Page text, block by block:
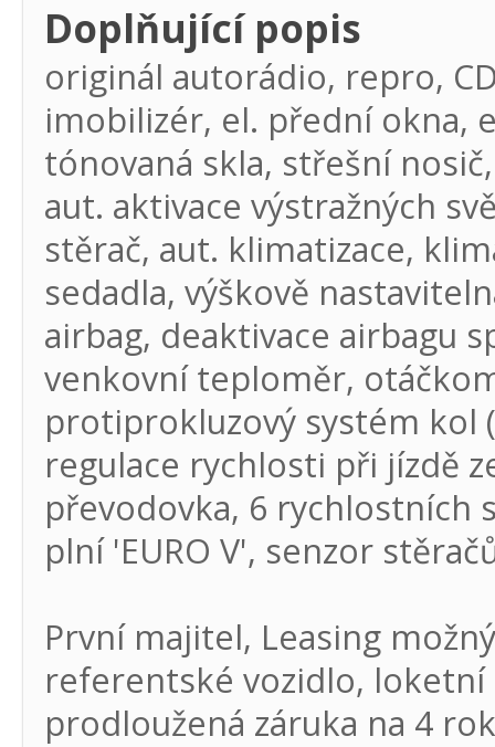
Doplňující popis
originál autorádio, repro,
imobilizér, el. přední okna,
tónovaná skla, střešní
aut. aktivace výstražných
stěrač, aut. klimatizace,
sedadla, výškově
airbag, deaktivace airbagu
venkovní teploměr,
protiprokluzový systém kol
regulace rychlosti při jízdě
převodovka, 6 rychlostních
plní 'EURO V', senzor
První majitel, Leasing
referentské vozidlo,
prodloužená záruka na 4